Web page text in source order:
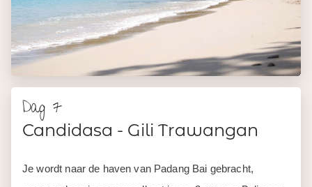
Dag 7
Candidasa - Gili Trawangan
Je wordt naar de haven van Padang Bai gebracht,